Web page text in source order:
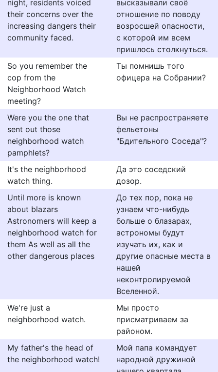
night, residents voiced
their concerns over the
increasing dangers their
community faced.
высказывали своё
отношение по поводу
возросшей опасности,
с которой им всем
пришлось столкнуться.
So you remember the
cop from the
Neighborhood Watch
meeting?
Ты помнишь того
офицера на Собрании?
Were you the one that
sent out those
neighborhood watch
pamphlets?
Вы не распространяете
фельетоны
"Бдительного Соседа"?
It's the neighborhood
watch thing.
Да это соседский
дозор.
Until more is known
about blazars
Astronomers will keep a
neighborhood watch for
them As well as all the
other dangerous places
До тех пор, пока не
узнаем что-нибудь
больше о блазарах,
астрономы будут
изучать их, как и
другие опасные места в
нашей
неконтролируемой
Вселенной.
We're just a
neighborhood watch.
Мы просто
присматриваем за
районом.
My father's the head of
the neighborhood watch!
Мой папа командует
народной дружиной